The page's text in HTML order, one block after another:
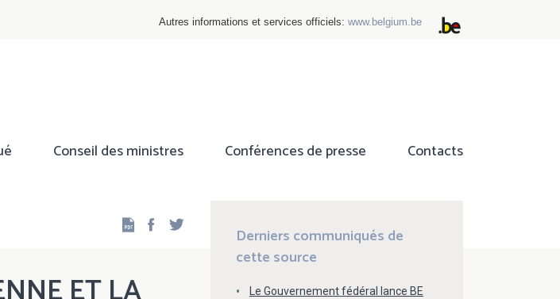
Autres informations et services officiels: www.belgium.be
Conseil des ministres Conférences de presse Contacts
Facebook
Derniers communiqués de
cette source
Le Gouvernement fédéral lance BE